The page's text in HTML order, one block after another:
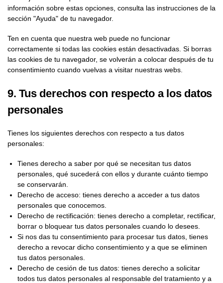
información sobre estas opciones, consulta las instrucciones de la
sección "Ayuda" de tu navegador.
Ten en cuenta que nuestra web puede no funcionar
correctamente si todas las cookies están desactivadas. Si borras
las cookies de tu navegador, se volverán a colocar después de tu
consentimiento cuando vuelvas a visitar nuestras webs.
9. Tus derechos con respecto a los datos
personales
Tienes los siguientes derechos con respecto a tus datos
personales:
Tienes derecho a saber por qué se necesitan tus datos
personales, qué sucederá con ellos y durante cuánto tiempo
se conservarán.
Derecho de acceso: tienes derecho a acceder a tus datos
personales que conocemos.
Derecho de rectificación: tienes derecho a completar, rectificar,
borrar o bloquear tus datos personales cuando lo desees.
Si nos das tu consentimiento para procesar tus datos, tienes
derecho a revocar dicho consentimiento y a que se eliminen
tus datos personales.
Derecho de cesión de tus datos: tienes derecho a solicitar
todos tus datos personales al responsable del tratamiento y a